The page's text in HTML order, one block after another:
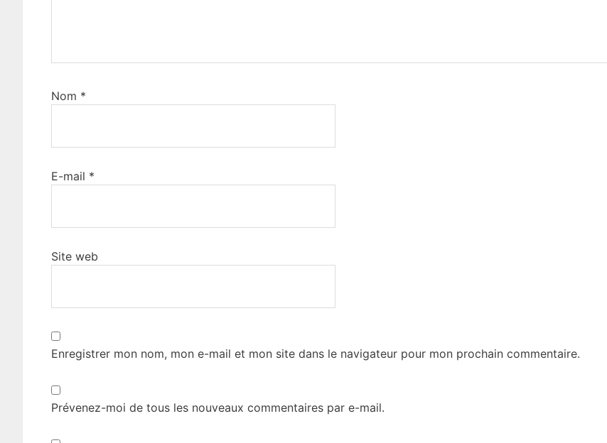
Nom *
E-mail *
Site web
Enregistrer mon nom, mon e-mail et mon site dans le navigateur pour mon prochain commentaire.
Prévenez-moi de tous les nouveaux commentaires par e-mail.